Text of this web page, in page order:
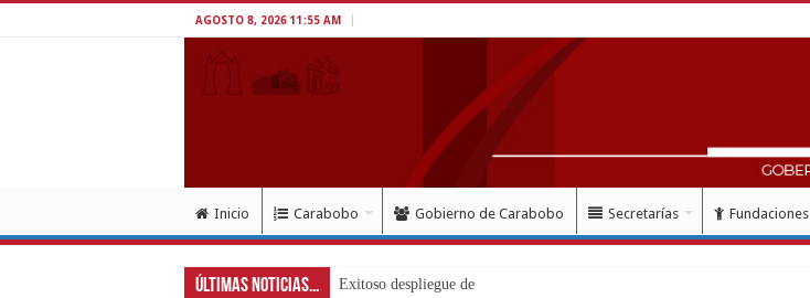
AGOSTO 8, 2026 11:55 AM
Inicio Carabobo Gobierno de Carabobo Secretarías Fundaciones
Últimas Noticias... Exitoso despliegue de salud con instalación gratuita d